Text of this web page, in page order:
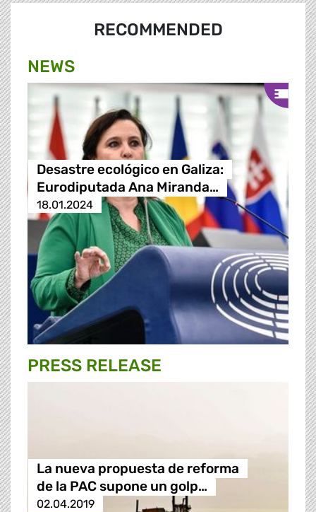
RECOMMENDED
NEWS
Desastre ecológico en Galiza:
Eurodiputada Ana Miranda…
18.01.2024
PRESS RELEASE
La nueva propuesta de reforma
de la PAC supone un golp…
02.04.2019